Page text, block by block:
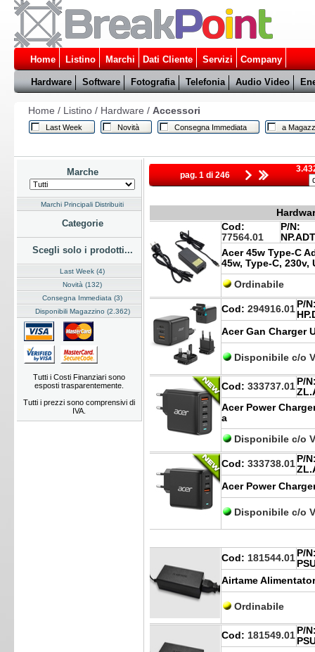
Home Listino Marchi Dati Cliente Servizi Company
Hardware Software Fotografia Telefonia Audio Video
Home / Listino/ Hardware / Accessori
Last Week Novità Consegna Immediata a
Marche
Marchi Principali Distribuiti
Categorie
Scegli solo i prodotti...
Last Week (4)
Novità (132)
Consegna Immediata (3)
Disponibili Magazzino (2.362)
Tutti i Costi Finanziari sono
esposti trasparentemente.
Tutti i prezzi sono comprensivi di
IVA.
pag. 1 di 246
Cod:
77564.01
P/N:
Acer 45w Type-C
45w, Type-C, 230v,
Ordinabile
Cod: 294916.01 P/
Acer Gan Charger
Disponibile c/o
Cod: 333737.01 P/
Acer Power
a
Disponibile c/o
Cod: 333738.01 P/
Acer Power
Disponibile c/o
Cod: 181544.01 P/
Airtame
Ordinabile
Cod: 181549.01 P/